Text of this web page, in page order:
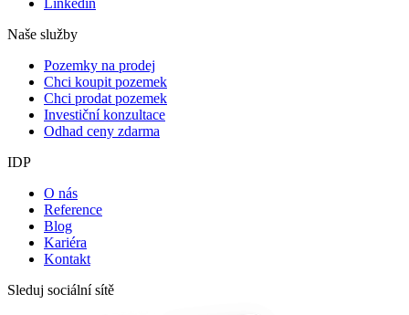
Naše služby
Pozemky na prodej
Chci koupit pozemek
Chci prodat pozemek
Investiční konzultace
Odhad ceny zdarma
IDP
O nás
Reference
Blog
Kariéra
Kontakt
Sleduj sociální sítě